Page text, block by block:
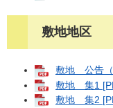
敷地地区
敷地 公告（
敷地 集1
敷地 集2